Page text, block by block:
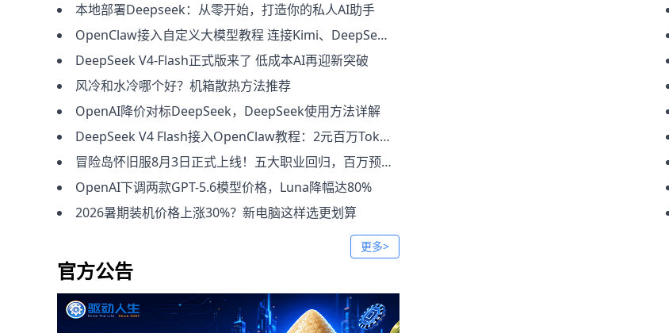
本地部署Deepseek：从零开始，打造你的私人AI助手
OpenClaw接入自定义大模型教程 连接Kimi、DeepSeek及本地模型方法
DeepSeek V4-Flash正式版来了 低成本AI再迎新突破
风冷和水冷哪个好？机箱散热方法推荐
OpenAI降价对标DeepSeek，DeepSeek使用方法详解
DeepSeek V4 Flash接入OpenClaw教程：2元百万Token低成本部署
冒险岛怀旧服8月3日正式上线！五大职业回归，百万预约福利全攻略
OpenAI下调两款GPT-5.6模型价格，Luna降幅达80%
2026暑期装机价格上涨30%？新电脑这样选更划算
更多>
官方公告